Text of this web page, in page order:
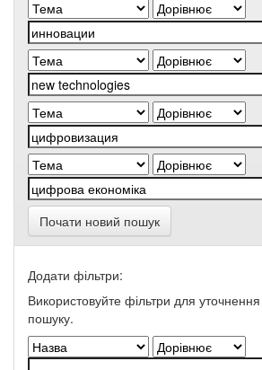
Почати новий пошук
Додати фільтри:
Використовуйте фільтри для уточнення
пошуку.